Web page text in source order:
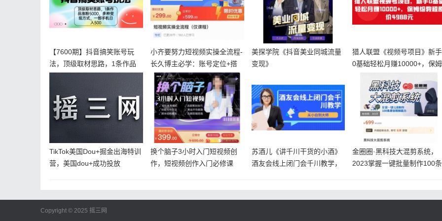
【7600期】抖音搞笑账号玩
法，顶级取材思路，1条作品
涨粉5
小齐要努力短视频实操全流程-
长久博主必学：账号定位+搭
建+创
美探学院《抖音美业同城流量
变现》
猎人联盟《视频号项目》新手
0基础轻松月赚10000+，保姆
TikTok美国Dou+掘金出海特训
营，美国dou+成功投放
换个脑子3小时入门短视频创
作，短视频创作入门必修课
苏酒儿《讲千川干货的小酒》
酒友会线上闭门会千川教学，
金圈圈·黑科技大混剪系统，
2023掌握一键批量制作100条
Copyright © 2025 摇三网